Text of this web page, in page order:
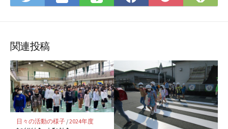
Twitter
ェ
ア
は
ッ
ク
マ
ー
ク
に
LINE
ア
Facebook
Pocket
Feedly
関連投稿
日々の活動の様子/2024年度